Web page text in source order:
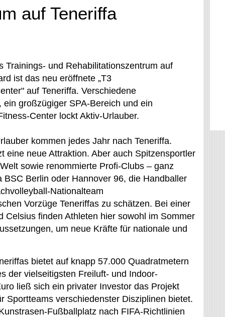
auf Teneriffa
Trainings- und Rehabilitationszentrum auf
ist das neu eröffnete „T3
auf Teneriffa. Verschiedene
ein großzügiger SPA-Bereich und ein
Center lockt Aktiv-Urlauber.
kommen jedes Jahr nach Teneriffa.
eine neue Attraktion. Aber auch Spitzensportler
sowie renommierte Profi-Clubs – ganz
Berlin oder Hannover 96, die Handballer
Nationalteam
Vorzüge Teneriffas zu schätzen. Bei einer
finden Athleten hier sowohl im Sommer
um neue Kräfte für nationale und
bietet auf knapp 57.000 Quadratmetern
der vielseitigsten Freiluft- und Indoor-
ließ sich ein privater Investor das Projekt
Sportteams verschiedenster Disziplinen bietet.
Fußballplatz nach FIFA-Richtlinien